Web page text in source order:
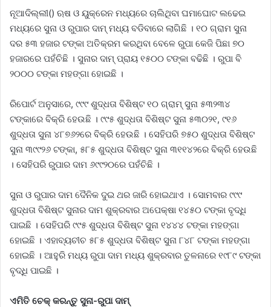
ନୂଆଦିଲ୍ଲୀ() ଋଷ ଓ ୟୁକ୍ରେନ ମଧ୍ୟରେ ଚାଲିଥିବା ଘମାଘୋଟ ଲଢେଇ
ମଧ୍ୟରେ ସୁନା ଓ ରୁପାର ଦାମ୍ ମଧ୍ୟ ବଡିବାରେ ଲାଗିଛି । ୧୦ ଗ୍ରାମ ସୁନା
ଦର ୫୩ ହଜାର ଟଙ୍କା ଅତିକ୍ରମ କରଥିବା ବେଳେ ରୁପା କେଜି ପିଛା ୭୦
ହଜାରରେ ପହଁଚିଛି । ସୁନାର ଦାମ୍ ପ୍ରାୟ ୧୫୦୦ ଟଙ୍କା ବଢିଛି । ରୁପା ବି
୨୦୦୦ ଟଙ୍କା ମହଙ୍ଗା ହୋଇଛି ।
ରିପୋର୍ଟ ଅନୁସାରେ, ୯୯୯ ଶୁଦ୍ଧତା ବିଶିଷ୍ଟ ୧୦ ଗ୍ରାମ୍ ସୁନା ୫୩୨୩୪
ଟଙ୍କାରେ ବିକ୍ରି ହେଉଛି । ୯୯୫ ଶୁଦ୍ଧତା ବିଶିଷ୍ଟ ସୁନା ୫୩୦୨୧, ୯୧୬
ଶୁଦ୍ଧତା ସୁନା ୪୮୭୬୨ରେ ବିକ୍ରି ହେଉଛି । ସେହିପରି ୭୫୦ ଶୁଦ୍ଧତା ବିଶିଷ୍ଟ
ସୁନା ୩୯୯୨୬ ଟଙ୍କା, ୫୮୫ ଶୁଦ୍ଧତା ବିଶିଷ୍ଟ ସୁନା ୩୧୧୪୨ରେ ବିକ୍ରି ହେଉଛି
। ସେହିପରି ରୁପାର ଦାମ ୬୯୯୨୦ରେ ପହଁଚିଛି ।
ସୁନା ଓ ରୁପାର ଦାମ ଦୈନିକ ଦୁଇ ଥର ଜାରି ହୋଇଥାଏ । ସୋମବାର ୯୯୯
ଶୁଦ୍ଧତା ବିଶିଷ୍ଟ ସୁନାର ଦାମ ଶୁକ୍ରବାର ଅପେକ୍ଷା ୧୪୫୦ ଟଙ୍କା ବୃଦ୍ଧି
ପାଇଛି । ସେହିପରି ୯୯୫ ଶୁଦ୍ଧତା ବିଶିଷ୍ଟ ସୁନା ୧୪୪୪ ଟଙ୍କା ମହଙ୍ଗା
ହୋଇଛି । ଏହାବ୍ୟଚୀଚ ୫୮୫ ଶୁଦ୍ଧତା ବିଶିଷ୍ଟ ସୁନା ୮୪୮ ଟଙ୍କା ମହଙ୍ଗା
ହୋଇଛି । ଆହୁରି ମଧ୍ୟ ରୁପା ଦାମ ମଧ୍ୟ ଶୁକ୍ରବାର ତୁଳନାରେ ୧୯୮୯ ଟଙ୍କା
ବୃଦ୍ଧି ପାଇଛି ।
ଏମିତି ଚେକ୍ କରନ୍ତୁ ସୁନା-ରୁପା ଦାମ୍